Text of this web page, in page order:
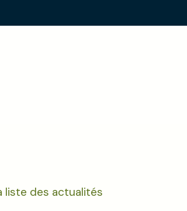
liste des actualités